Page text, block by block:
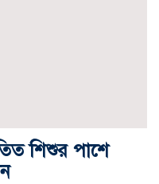
শিশুর পাশে